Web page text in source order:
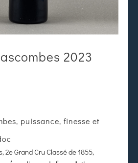
2023
, puissance, finesse et
, 2e Grand Cru Classé de 1855,